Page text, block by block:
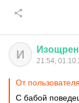
И 21:54,
От пользователя
С бабой